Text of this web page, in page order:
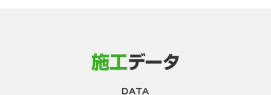
施工データ
DATA